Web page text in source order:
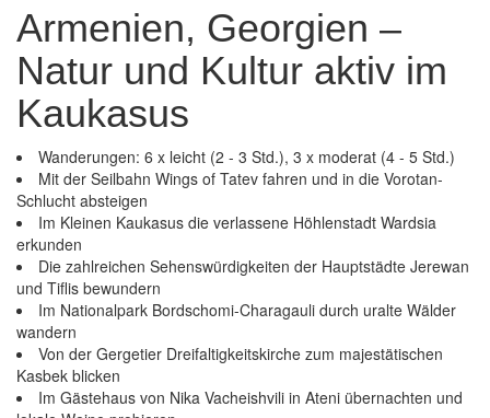
Armenien, Georgien –
Natur und Kultur aktiv im
Kaukasus
Wanderungen: 6 x leicht (2 - 3 Std.), 3 x moderat (4 - 5 Std.)
Mit der Seilbahn Wings of Tatev fahren und in die Vorotan-
Schlucht absteigen
Im Kleinen Kaukasus die verlassene Höhlenstadt Wardsia
erkunden
Die zahlreichen Sehenswürdigkeiten der Hauptstädte Jerewan
und Tiflis bewundern
Im Nationalpark Bordschomi-Charagauli durch uralte Wälder
wandern
Von der Gergetier Dreifaltigkeitskirche zum majestätischen
Kasbek blicken
Im Gästehaus von Nika Vacheishvili in Ateni übernachten und
Armenien, Georgien – Natur und Kultur aktiv im
Kaukasus